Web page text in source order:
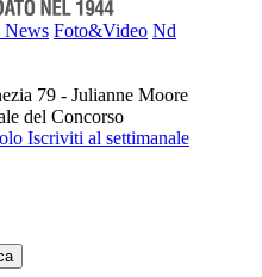
News Foto&Video Nd
79 - Julianne Moore
del Concorso
Iscriviti al settimanale